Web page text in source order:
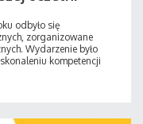
odbyło się
zorganizowane
Wydarzenie było
kompetencji